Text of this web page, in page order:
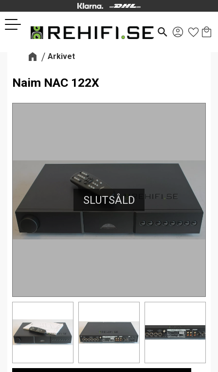
Meny
search
Arkivet
Naim NAC 122X
SLUTSÅLD